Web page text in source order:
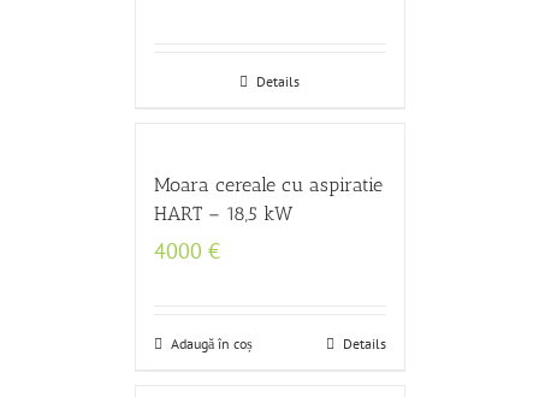
Details
Moara cereale cu aspiratie
HART – 18,5 kW
4000 €
Adaugă în coș Details